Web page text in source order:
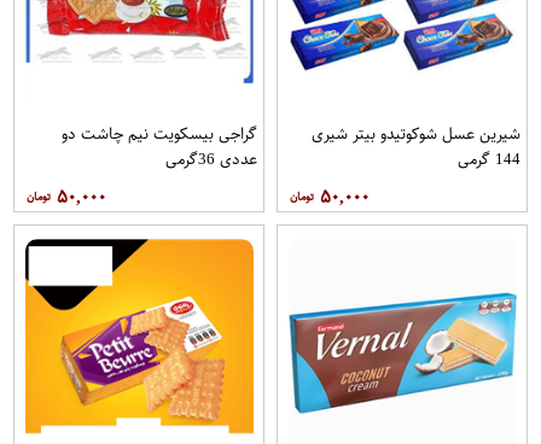
شیرین عسل شوکوتیدو بیتر شیری
144 گرمی
۵۰,۰۰۰
گراجی بیسکویت نیم چاشت دو
عددی 36گرمی
۵۰,۰۰۰